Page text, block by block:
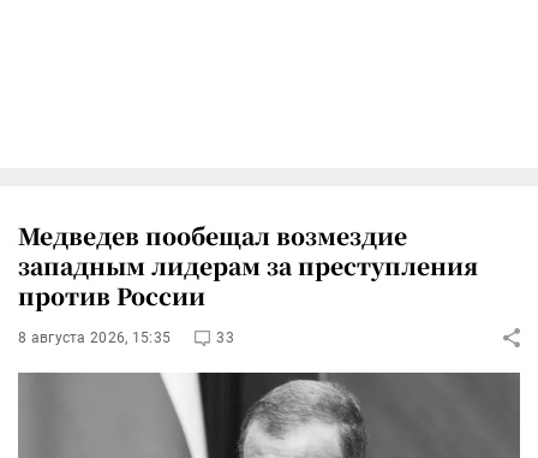
Медведев пообещал возмездие
западным лидерам за преступления
против России
8 августа 2026, 15:35 33